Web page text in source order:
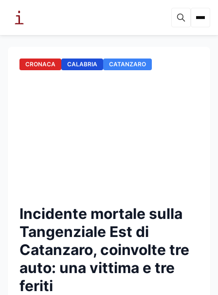
CRONACA CALABRIA CATANZARO
Incidente mortale sulla
Tangenziale Est di
Catanzaro, coinvolte tre
auto: una vittima e tre
feriti